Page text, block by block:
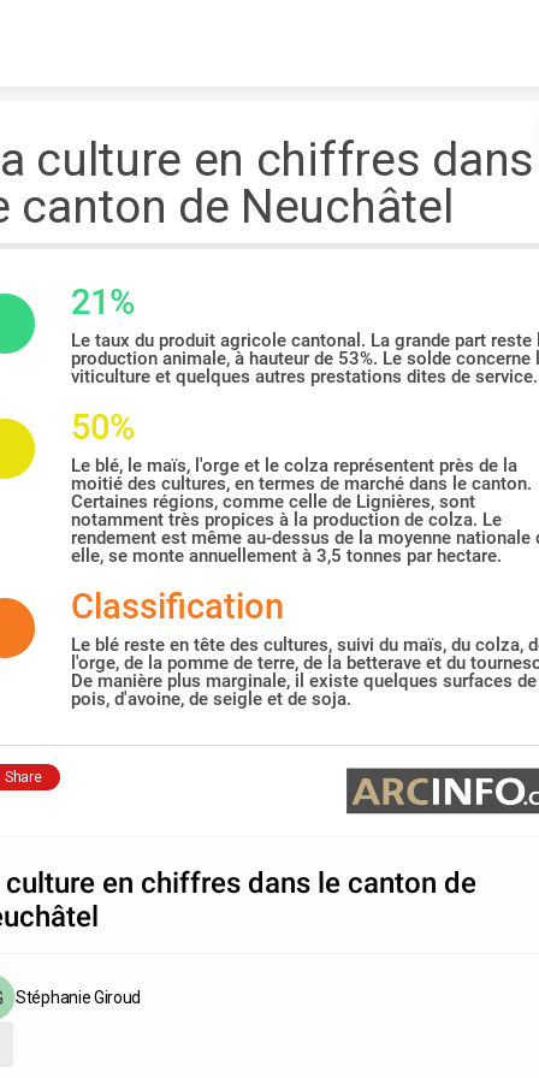
culture en chiffres dans
canton de Neuchâtel
21%
Le taux du produit agricole cantonal. La grande part reste
production animale, à hauteur de 53%. Le solde concerne
viticulture et quelques autres prestations dites de service.
50%
Le blé, le maïs, l'orge et le colza représentent près de la
moitié des cultures, en termes de marché dans le canton.
Certaines régions, comme celle de Lignières, sont
notamment très propices à la production de colza. Le
rendement est même au-dessus de la moyenne nationale
elle, se monte annuellement à 3,5 tonnes par hectare.
Classification
Le blé reste en tête des cultures, suivi du maïs, du colza,
l'orge, de la pomme de terre, de la betterave et du
De manière plus marginale, il existe quelques surfaces de
pois, d'avoine, de seigle et de soja.
Share
culture en chiffres dans le canton de
Stéphanie Giroud